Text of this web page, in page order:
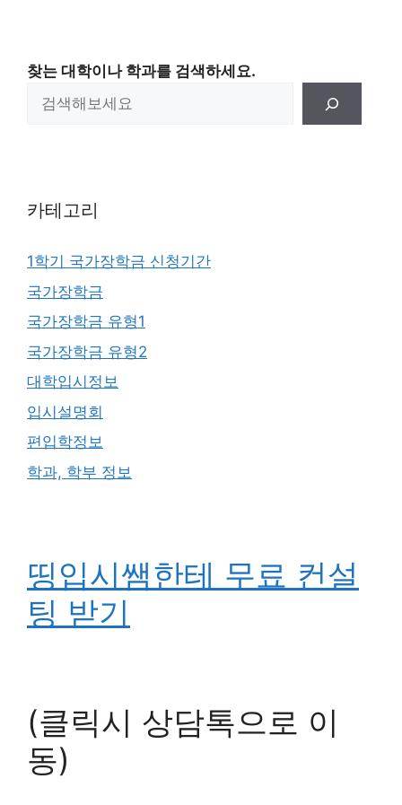
찾는 대학이나 학과를 검색하세요.
카테고리
1학기 국가장학금 신청기간
국가장학금
국가장학금 유형1
국가장학금 유형2
대학입시정보
입시설명회
편입학정보
학과, 학부 정보
띵입시쌤한테 무료 컨설
팅 받기
(클릭시 상담톡으로 이
동)